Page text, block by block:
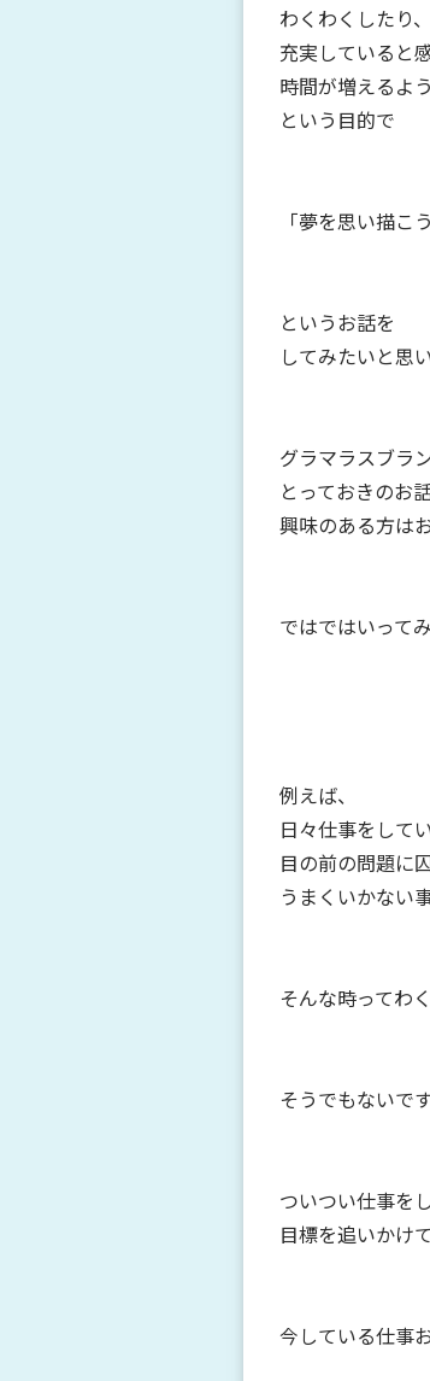
わくわくしたり、
充実していると
時間が増えるよ
という目的で
「夢を思い描こ
というお話を
してみたいと
グラマラスブラ
とっておきの
興味のある方は
ではではいって
例えば、
日々仕事をして
目の前の問題に
うまくいかない
そんな時ってわ
そうでもないで
ついつい仕事を
目標を追いかけ
今している仕事